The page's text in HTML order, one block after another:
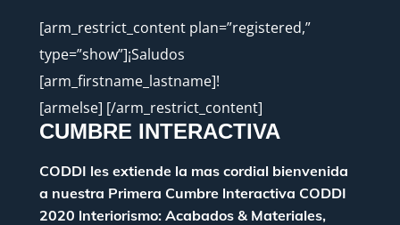
[arm_restrict_content plan=”registered,”
type=”show”]¡Saludos
[arm_firstname_lastname]!
[armelse] [/arm_restrict_content]
CUMBRE INTERACTIVA
CODDI les extiende la mas cordial bienvenida
a nuestra Primera Cumbre lnteractiva CODDI
2020 lnteriorismo: Acabados & Materiales,